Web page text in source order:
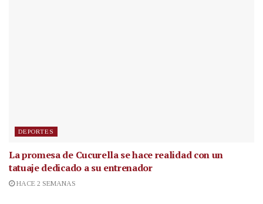
DEPORTES
La promesa de Cucurella se hace realidad con un
tatuaje dedicado a su entrenador
HACE 2 SEMANAS